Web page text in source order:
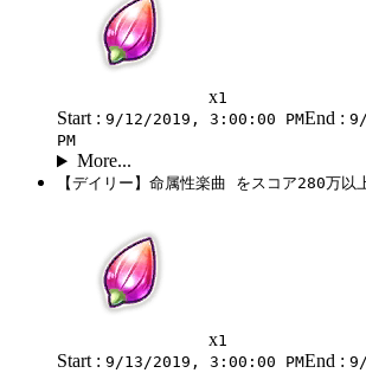
x1
Start : 9/12/2019, 3:00:00 PMEnd :
PM
More...
【デイリー】命属性楽曲 をスコア280万以
x1
Start : 9/13/2019, 3:00:00 PMEnd :